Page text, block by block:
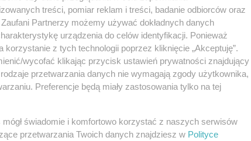
w październiku. Uczestnicy
niewielkie problemy
organizatorzy, nie poszukują
o to, by pokazać ludziom z
biegać, ale trzeba tylko
treści, pomiar reklam i treści, badanie odbiorców oraz
Partnerzy możemy używać dokładnych danych
urządzenia do celów identyfikacji. Ponieważ
z tych technologii poprzez kliknięcie „Akceptuję”.
wycofać klikając przycisk ustawień prywatności znajdujący
przetwarzania danych nie wymagają zgody użytkownika,
Preferencje będą miały zastosowania tylko na tej
świadomie i komfortowo korzystać z naszych serwisów
przetwarzania Twoich danych znajdziesz w Polityce